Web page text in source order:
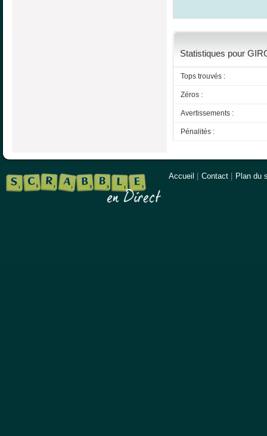
Statistiques pour
Tops trouvés :
Zéros :
Avertissements :
Pénalités :
Accueil Contact Plan du